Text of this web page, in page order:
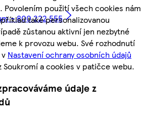
Povolením použití všech cookies nám
také personalizovanou
zůstanou aktivní jen nezbytné
k provozu webu. Své rozhodnutí
Nastavení ochrany osobních údajů
Soukromí a cookies v patičce webu.
údaje z
- 800 222 555